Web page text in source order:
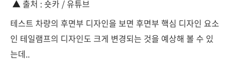
▲ 출처 : 숏카 / 유튜브
테스트 차량의 후면부 디자인을 보면 후면부 핵심 디자인 요소
인 테일램프의 디자인도 크게 변경되는 것을 예상해 볼 수 있
는데..